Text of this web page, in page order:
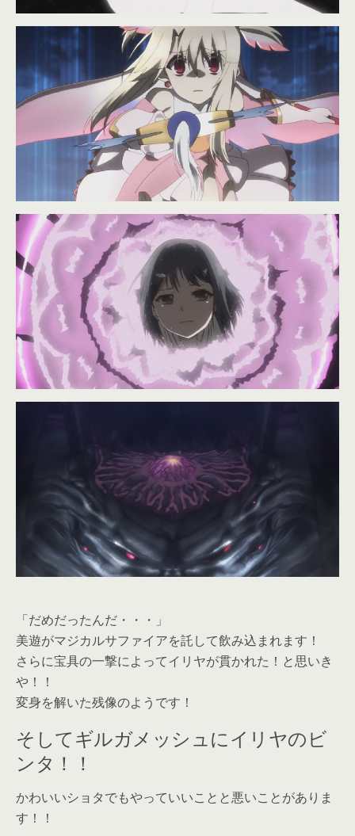
「だめだったんだ・・・」
美遊がマジカルサファイアを託して飲み込まれます！
さらに宝具の一撃によってイリヤが貫かれた！と思いき
や！！
変身を解いた残像のようです！
そしてギルガメッシュにイリヤのビ
ンタ！！
かわいいショタでもやっていいことと悪いことがありま
す！！